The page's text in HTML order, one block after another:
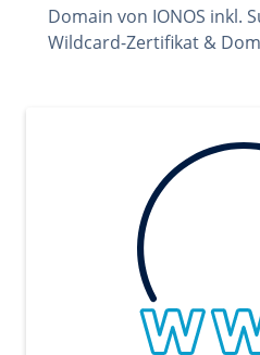
Domain von IONOS inkl.
Wildcard-Zertifikat &